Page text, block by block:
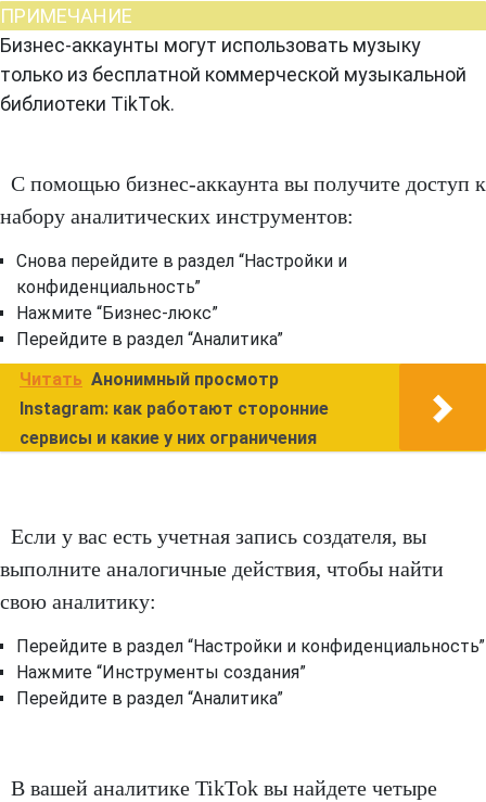
ПРИМЕЧАНИЕ
Бизнес-аккаунты могут использовать музыку
только из бесплатной коммерческой музыкальной
библиотеки TikTok.
С помощью бизнес-аккаунта вы получите доступ к
набору аналитических инструментов:
Снова перейдите в раздел “Настройки и
конфиденциальность”
Нажмите “Бизнес-люкс”
Перейдите в раздел “Аналитика”
Читать Анонимный просмотр
Instagram: как работают сторонние
сервисы и какие у них ограничения
Если у вас есть учетная запись создателя, вы
выполните аналогичные действия, чтобы найти
свою аналитику:
Перейдите в раздел “Настройки и конфиденциальность”
Нажмите “Инструменты создания”
Перейдите в раздел “Аналитика”
В вашей аналитике TikTok вы найдете четыре